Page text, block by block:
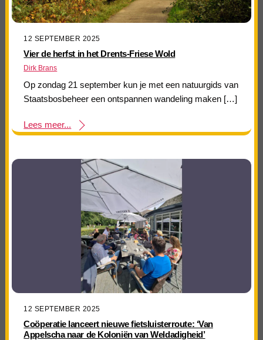
12 SEPTEMBER 2025
Vier de herfst in het Drents-Friese Wold
Dirk Brans
Op zondag 21 september kun je met een natuurgids van
Staatsbosbeheer een ontspannen wandeling maken […]
Lees meer...
12 SEPTEMBER 2025
Coöperatie lanceert nieuwe fietsluisterroute: ‘Van
Appelscha naar de Koloniën van Weldadigheid’